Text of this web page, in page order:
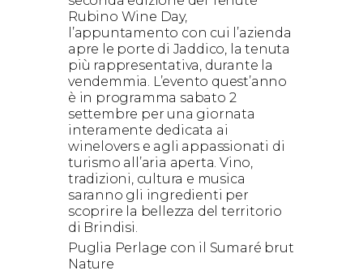
Rubino Wine Day,
l’appuntamento con cui l’azienda
apre le porte di Jaddico, la tenuta
più rappresentativa, durante la
vendemmia. L’evento quest’anno
è in programma sabato 2
settembre per una giornata
interamente dedicata ai
winelovers e agli appassionati di
turismo all’aria aperta. Vino,
tradizioni, cultura e musica
saranno gli ingredienti per
scoprire la bellezza del territorio
di Brindisi.
Puglia Perlage con il Sumaré brut
Nature